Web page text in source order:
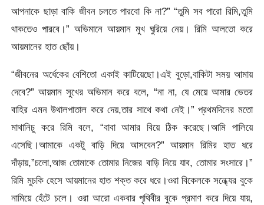
আপনাকে ছাড়া বাকি জীবন চলতে পারবো কি না?” “তুমি সব পারো রিমি,তুমি
থাকতেও পারবে।” অভিমানে আয়মান মুখ ঘুরিয়ে নেয়। রিমি আলতো করে
আয়মানের হাত ছোঁয়।
“জীবনের অর্ধেকের বেশিতো একাই কাটিয়েছো।এই বুড়ো,বাকিটা সময় আমায়
দেবে?” আয়মান সুখের অভিমান করে বলে, “না না, যে মেয়ে আমার ভেতর
বাহির এমন উথালপাতাল করে দেয়,তার সাথে কথা নেই।” প্রথমদিনের মতো
মাথানিচু করে রিমি বলে, “বাবা আমার বিয়ে ঠিক করেছে।আমি পালিয়ে
এসেছি।আমাকে একটু বাড়ি দিয়ে আসবেন?” আয়মান রিমির হাত ধরে
দাঁড়ায়,”চলো,আজ তোমাকে তোমার নিজের বাড়ি নিয়ে যাব, তোমার সংসারে।”
রিমি মুচকি হেসে আয়মানের হাত শক্ত করে ধরে।ওরা বিকেলকে সন্ধ্যের বুকে
নামিয়ে হেঁটে চলে। ওরা আরো একবার পৃথিবীর বুকে প্রমাণ করে দিয়ে যায়,